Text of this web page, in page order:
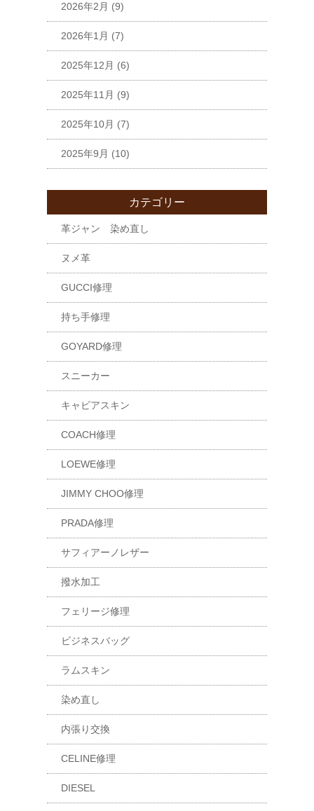
2026年2月 (9)
2026年1月 (7)
2025年12月 (6)
2025年11月 (9)
2025年10月 (7)
2025年9月 (10)
カテゴリー
革ジャン 染め直し
ヌメ革
GUCCI修理
持ち手修理
GOYARD修理
スニーカー
キャビアスキン
COACH修理
LOEWE修理
JIMMY CHOO修理
PRADA修理
サフィアーノレザー
撥水加工
フェリージ修理
ビジネスバッグ
ラムスキン
染め直し
内張り交換
CELINE修理
DIESEL